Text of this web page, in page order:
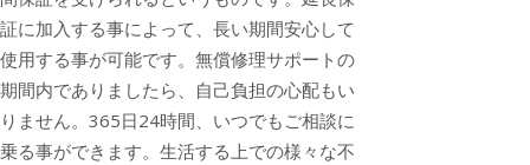
証に加入する事によって、長い期間安心して
使用する事が可能です。無償修理サポートの
期間内でありましたら、自己負担の心配もい
りません。365日24時間、いつでもご相談に
乗る事ができます。生活する上での様々な不